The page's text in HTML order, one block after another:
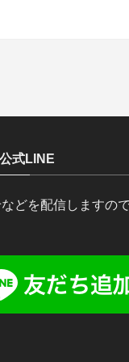
式LINE
どを配信しますの